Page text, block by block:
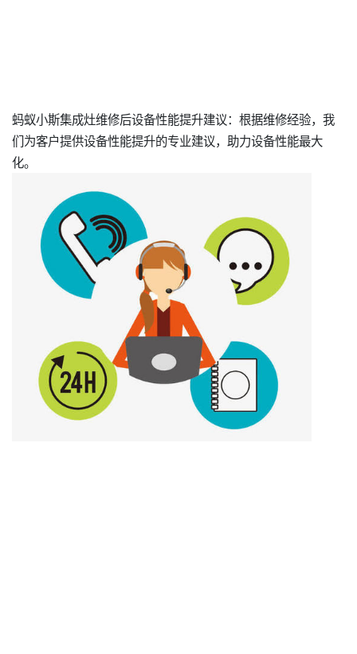
蚂蚁小斯集成灶维修后设备性能提升建议：根据维修经验，我
们为客户提供设备性能提升的专业建议，助力设备性能最大
化。